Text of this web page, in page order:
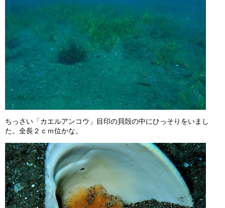
ちっさい「カエルアンコウ」目印の貝殻の中にひっそりをいまし
た。全長２ｃｍ位かな。